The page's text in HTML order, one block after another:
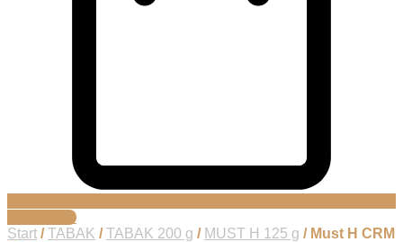
Warenkorb
Start /TABAK /TABAK 200 g / MUST H 125 g / Must H CRM